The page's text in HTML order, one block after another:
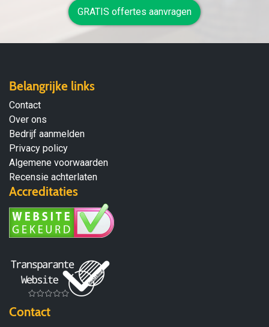
GRATIS offertes aanvragen
Belangrijke links
Contact
Over ons
Bedrijf aanmelden
Privacy policy
Algemene voorwaarden
Recensie achterlaten
Accreditaties
Contact